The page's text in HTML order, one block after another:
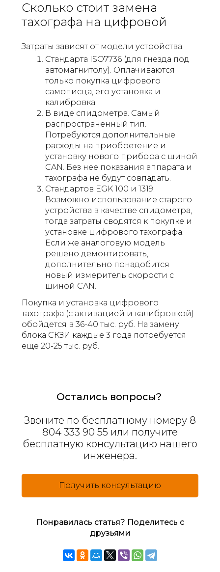
Сколько стоит замена
тахографа на цифровой
Затраты зависят от модели устройства:
Стандарта ISO7736 (для гнезда под
автомагнитолу). Оплачиваются
только покупка цифрового
самописца, его установка и
калибровка.
В виде спидометра. Самый
распространенный тип.
Потребуются дополнительные
расходы на приобретение и
установку нового прибора с шиной
CAN. Без нее показания аппарата и
тахографа не будут совпадать.
Стандартов EGK 100 и 1319.
Возможно использование старого
устройства в качестве спидометра,
тогда затраты сводятся к покупке и
установке цифрового тахографа.
Если же аналоговую модель
решено демонтировать,
дополнительно понадобится
новый измеритель скорости с
шиной CAN.
Покупка и установка цифрового
тахографа (с активацией и калибровкой)
обойдется в 36-40 тыс. руб. На замену
блока СКЗИ каждые 3 года потребуется
еще 20-25 тыс. руб.
Остались вопросы?
Звоните по бесплатному номеру 8
804 333 90 55 или получите
бесплатную консультацию нашего
инженера.
Получить консультацию
Понравилась статья? Поделитесь с
друзьями